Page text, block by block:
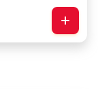
фірмовий соус